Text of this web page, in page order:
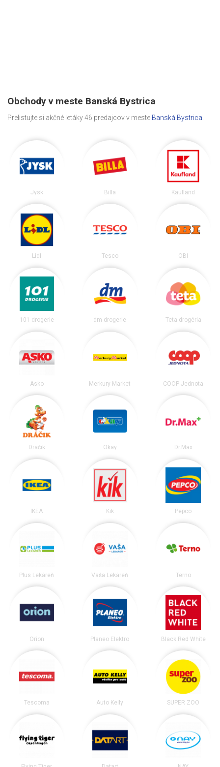
Obchody v meste Banská Bystrica
Prelistujte si akčné letáky 46 predajcov v meste Banská Bystrica
Jysk Billa Kaufland
Lidl Tesco OBI
101 drogerie dm drogerie Teta drogéria
Asko Merkury Market COOP Jednota
Dráčik Okay Dr.Max
IKEA Kik Pepco
Plus Lekáreň Vaša Lekáreň Terno
Orion Planeo Elektro Black Red White
Tescoma Auto Kelly SUPER ZOO